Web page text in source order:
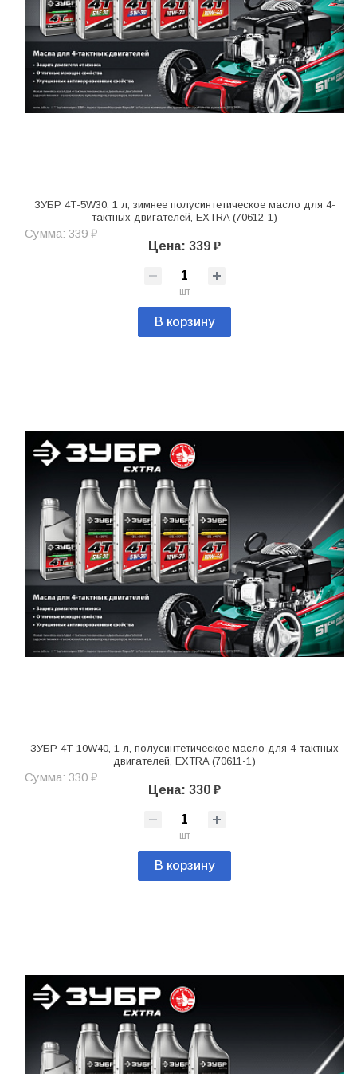
ЗУБР 4Т-5W30, 1 л, зимнее полусинтетическое масло для 4-
тактных двигателей, EXTRA (70612-1)
Сумма: 339 ₽
Цена: 339 ₽
шт
В корзину
ЗУБР 4Т-10W40, 1 л, полусинтетическое масло для 4-тактных
двигателей, EXTRA (70611-1)
Сумма: 330 ₽
Цена: 330 ₽
шт
В корзину